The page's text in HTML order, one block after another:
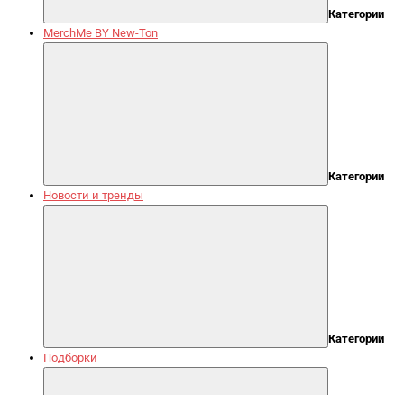
Категории
MerchMe BY New-Ton
Категории
Новости и тренды
Категории
Подборки